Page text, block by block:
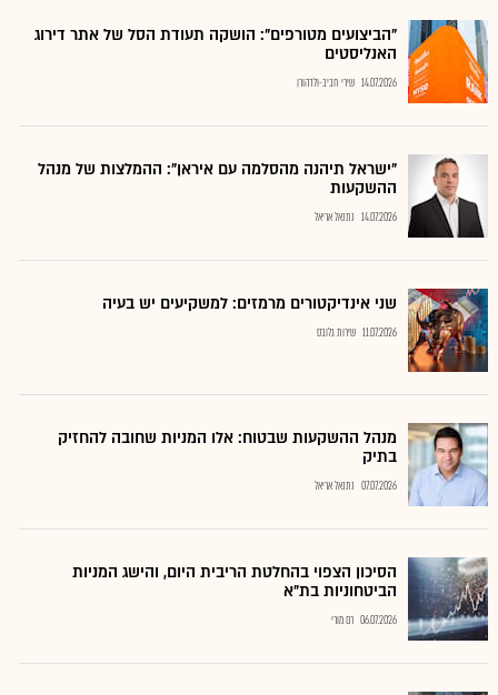
"הביצועים מטורפים": הושקה תעודת הסל של אתר דירוג
האנליסטים
14.07.2026 שירי חביב-ולדהורן
"ישראל תיהנה מהסלמה עם איראן": ההמלצות של מנהל
ההשקעות
14.07.2026 נתנאל אריאל
שני אינדיקטורים מרמזים: למשקיעים יש בעיה
11.07.2026 שירות גלובס
מנהל ההשקעות שבטוח: אלו המניות שחובה להחזיק
בתיק
07.07.2026 נתנאל אריאל
הסיכון הצפוי בהחלטת הריבית היום, והישג המניות
הביטחוניות בת"א
06.07.2026 רם מורי